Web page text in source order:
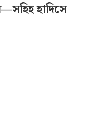
হাদিসে